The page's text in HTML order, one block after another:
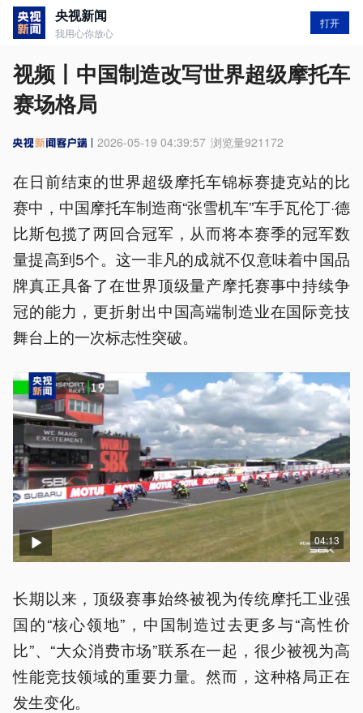
央视新闻
我用心你放心
打开
视频丨中国制造改写世界超级摩托车
赛场格局
2026-05-19 04:39:57 浏览量921172
在日前结束的世界超级摩托车锦标赛捷克站的比
赛中，中国摩托车制造商“张雪机车”车手瓦伦丁·德
比斯包揽了两回合冠军，从而将本赛季的冠军数
量提高到5个。这一非凡的成就不仅意味着中国品
牌真正具备了在世界顶级量产摩托赛事中持续争
冠的能力，更折射出中国高端制造业在国际竞技
舞台上的一次标志性突破。
04:13
长期以来，顶级赛事始终被视为传统摩托工业强
国的“核心领地”，中国制造过去更多与“高性价
比”、“大众消费市场”联系在一起，很少被视为高
性能竞技领域的重要力量。然而，这种格局正在
发生变化。